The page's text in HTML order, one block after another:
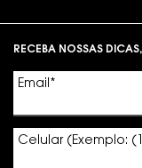
RECEBA NOSSAS
Email *
Celular (Exemplo: